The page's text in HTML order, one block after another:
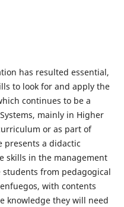
has resulted essential,
to look for and apply the
continues to be a
mainly in Higher
or as part of
presents a didactic
skills in the management
from pedagogical
with contents
knowledge they will need